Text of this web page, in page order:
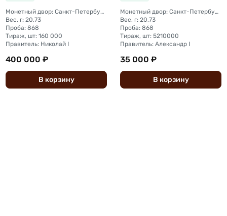
Монетный двор: Санкт-Петербургский монетный двор
Вес, г: 20,73
Проба: 868
Тираж, шт: 160 000
Правитель: Николай I
400 000 ₽
В корзину
Монетный двор: Санкт-Петербургский монетный двор
Вес, г: 20,73
Проба: 868
Тираж, шт: 5210000
Правитель: Александр I
35 000 ₽
В корзину